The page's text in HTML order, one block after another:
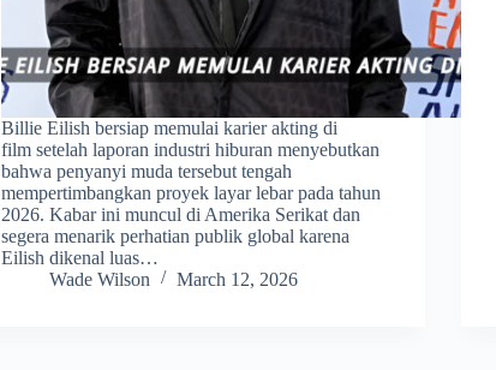
Billie Eilish bersiap memulai karier akting di
film setelah laporan industri hiburan menyebutkan
bahwa penyanyi muda tersebut tengah
mempertimbangkan proyek layar lebar pada tahun
2026. Kabar ini muncul di Amerika Serikat dan
segera menarik perhatian publik global karena
Eilish dikenal luas…
Wade Wilson
March 12, 2026